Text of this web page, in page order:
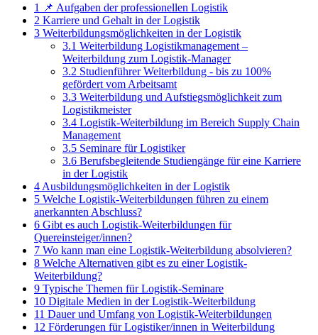
1
📌 Aufgaben der professionellen Logistik
2 Karriere und Gehalt in der Logistik
3 Weiterbildungsmöglichkeiten in der Logistik
3.1 Weiterbildung Logistikmanagement –
Weiterbildung zum Logistik-Manager
3.2 Studienführer Weiterbildung - bis zu 100%
gefördert vom Arbeitsamt
3.3 Weiterbildung und Aufstiegsmöglichkeit zum
Logistikmeister
3.4 Logistik-Weiterbildung im Bereich Supply Chain
Management
3.5 Seminare für Logistiker
3.6 Berufsbegleitende Studiengänge für eine Karriere
in der Logistik
4 Ausbildungsmöglichkeiten in der Logistik
5 Welche Logistik-Weiterbildungen führen zu einem
anerkannten Abschluss?
6 Gibt es auch Logistik-Weiterbildungen für
Quereinsteiger/innen?
7 Wo kann man eine Logistik-Weiterbildung absolvieren?
8 Welche Alternativen gibt es zu einer Logistik-
Weiterbildung?
9 Typische Themen für Logistik-Seminare
10 Digitale Medien in der Logistik-Weiterbildung
11 Dauer und Umfang von Logistik-Weiterbildungen
12 Förderungen für Logistiker/innen in Weiterbildung